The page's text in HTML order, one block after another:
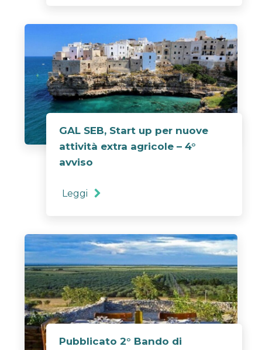
GAL SEB, Start up per nuove
attività extra agricole – 4°
avviso
Leggi
Pubblicato 2° Bando di